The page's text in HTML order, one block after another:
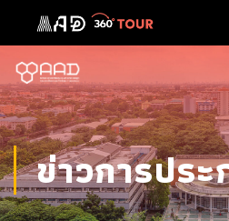
ข่าวการปร